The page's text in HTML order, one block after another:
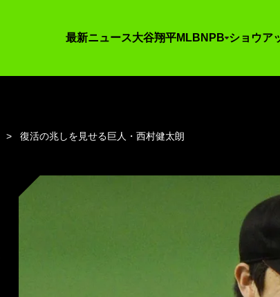
最新ニュース大谷翔平MLB NPB ショウア
復活の兆しを見せる巨人・西村健太朗